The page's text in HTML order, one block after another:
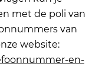
met de poli van
van
website:
en-